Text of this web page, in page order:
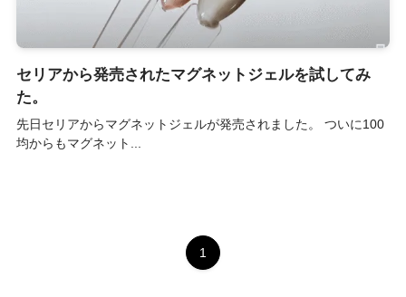
セリアから発売されたマグネットジェルを試してみ
た。
先日セリアからマグネットジェルが発売されました。 ついに100
均からもマグネット...
1